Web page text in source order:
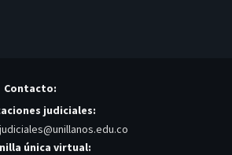
Contacto:
judiciales:
única virtual: